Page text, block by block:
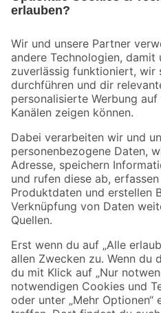
Der toom Newsletter: Keine Angebote
Zur Newsletter Anmeldung
Folge uns
Zahlungsarten
Sicher einkaufen
Jetzt die toom-App